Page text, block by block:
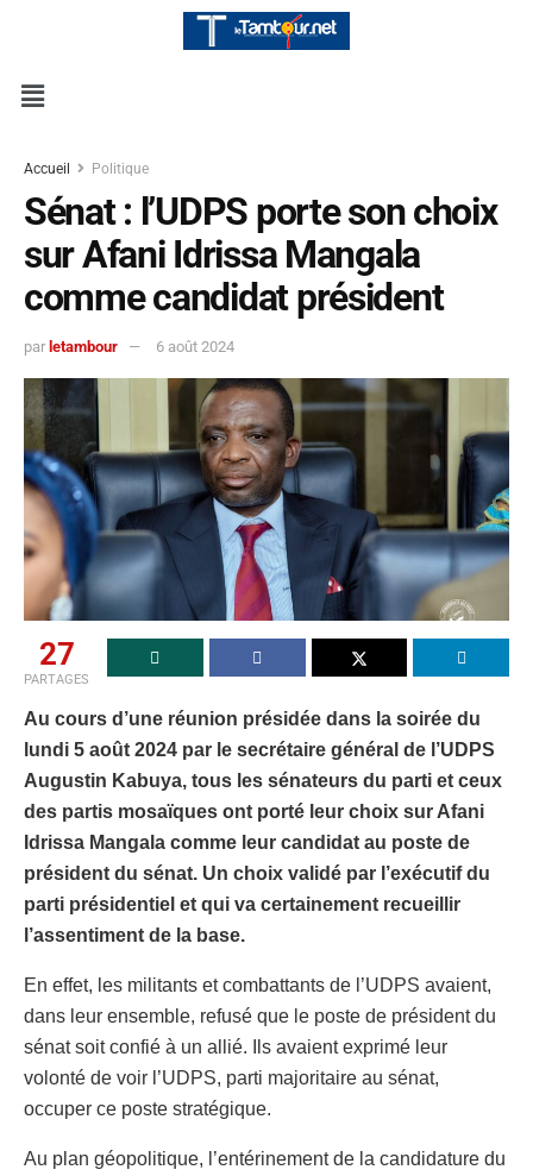
Accueil Politique
Sénat : l’UDPS porte son choix
sur Afani Idrissa Mangala
comme candidat président
par letambour 6 août 2024
27
PARTAGES
Au cours d’une réunion présidée dans la soirée du
lundi 5 août 2024 par le secrétaire général de l’UDPS
Augustin Kabuya, tous les sénateurs du parti et ceux
des partis mosaïques ont porté leur choix sur Afani
Idrissa Mangala comme leur candidat au poste de
président du sénat. Un choix validé par l’exécutif du
parti présidentiel et qui va certainement recueillir
l’assentiment de la base.
En effet, les militants et combattants de l’UDPS avaient,
dans leur ensemble, refusé que le poste de président du
sénat soit confié à un allié. Ils avaient exprimé leur
volonté de voir l’UDPS, parti majoritaire au sénat,
occuper ce poste stratégique.
Au plan géopolitique, l’entérinement de la candidature du